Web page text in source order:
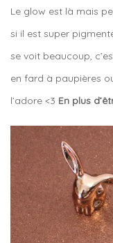
Le glow est là mais
si il est super
se voit beaucoup,
en fard à paupières
l’adore <3 En plus